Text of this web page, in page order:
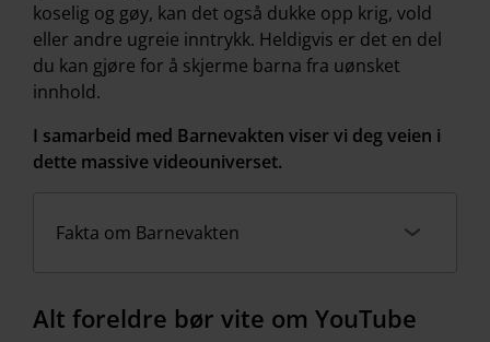
koselig og gøy, kan det også dukke opp krig, vold
eller andre ugreie inntrykk. Heldigvis er det en del
du kan gjøre for å skjerme barna fra uønsket
innhold.
I samarbeid med Barnevakten viser vi deg veien i
dette massive videouniverset.
Fakta om Barnevakten
Alt foreldre bør vite om YouTube